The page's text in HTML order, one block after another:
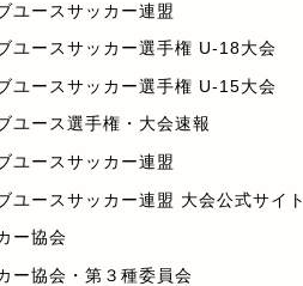
ユースサッカー連盟
ユースサッカー選手権 U-18大会
ユースサッカー選手権 U-15大会
ユース選手権・大会速報
ユースサッカー連盟
ユースサッカー連盟 大会公式サイト
ー協会
ー協会・第３種委員会